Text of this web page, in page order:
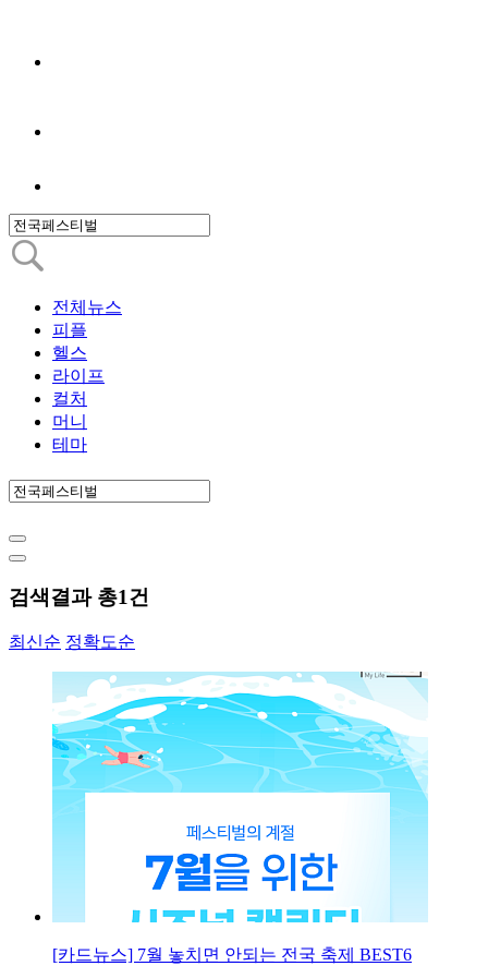
전체뉴스
피플
헬스
라이프
컬처
머니
테마
검색결과 총1건
최신순 정확도순
[카드뉴스] 7월 놓치면 안되는 전국 축제 BEST6